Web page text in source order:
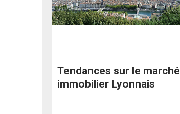
Tendances sur le marché
immobilier Lyonnais